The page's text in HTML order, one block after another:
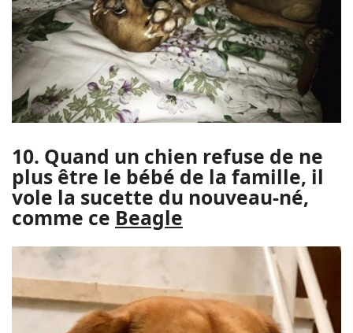
10. Quand un chien refuse de ne
plus être le bébé de la famille, il
vole la sucette du nouveau-né,
comme ce Beagle